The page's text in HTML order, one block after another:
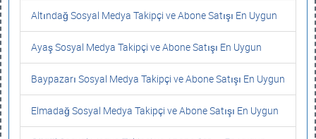
Altındağ Sosyal Medya Takipçi ve Abone Satışı En Uygun
Ayaş Sosyal Medya Takipçi ve Abone Satışı En Uygun
Baypazarı Sosyal Medya Takipçi ve Abone Satışı En Uygun
Elmadağ Sosyal Medya Takipçi ve Abone Satışı En Uygun